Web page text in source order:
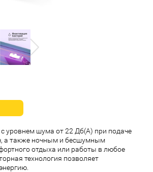
Next
уровнем шума от 22 Дб(А) при подаче
а также ночным и бесшумным
отдыха или работы в любое
технология позволяет